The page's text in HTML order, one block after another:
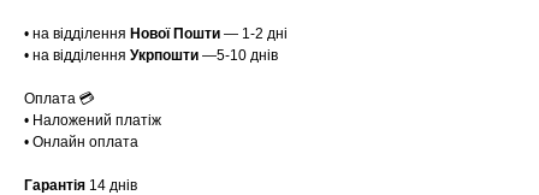
• на відділення Нової Пошти — 1-2 дні
• на відділення Укрпошти —5-10 днів
Оплата 💳
• Наложений платіж
• Онлайн оплата
Гарантія 14 днів